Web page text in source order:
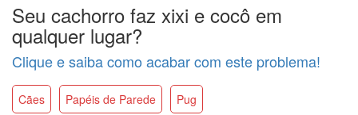
Seu cachorro faz xixi e cocô em
qualquer lugar?
Clique e saiba como acabar com este problema!
Cães Papéis de Parede Pug